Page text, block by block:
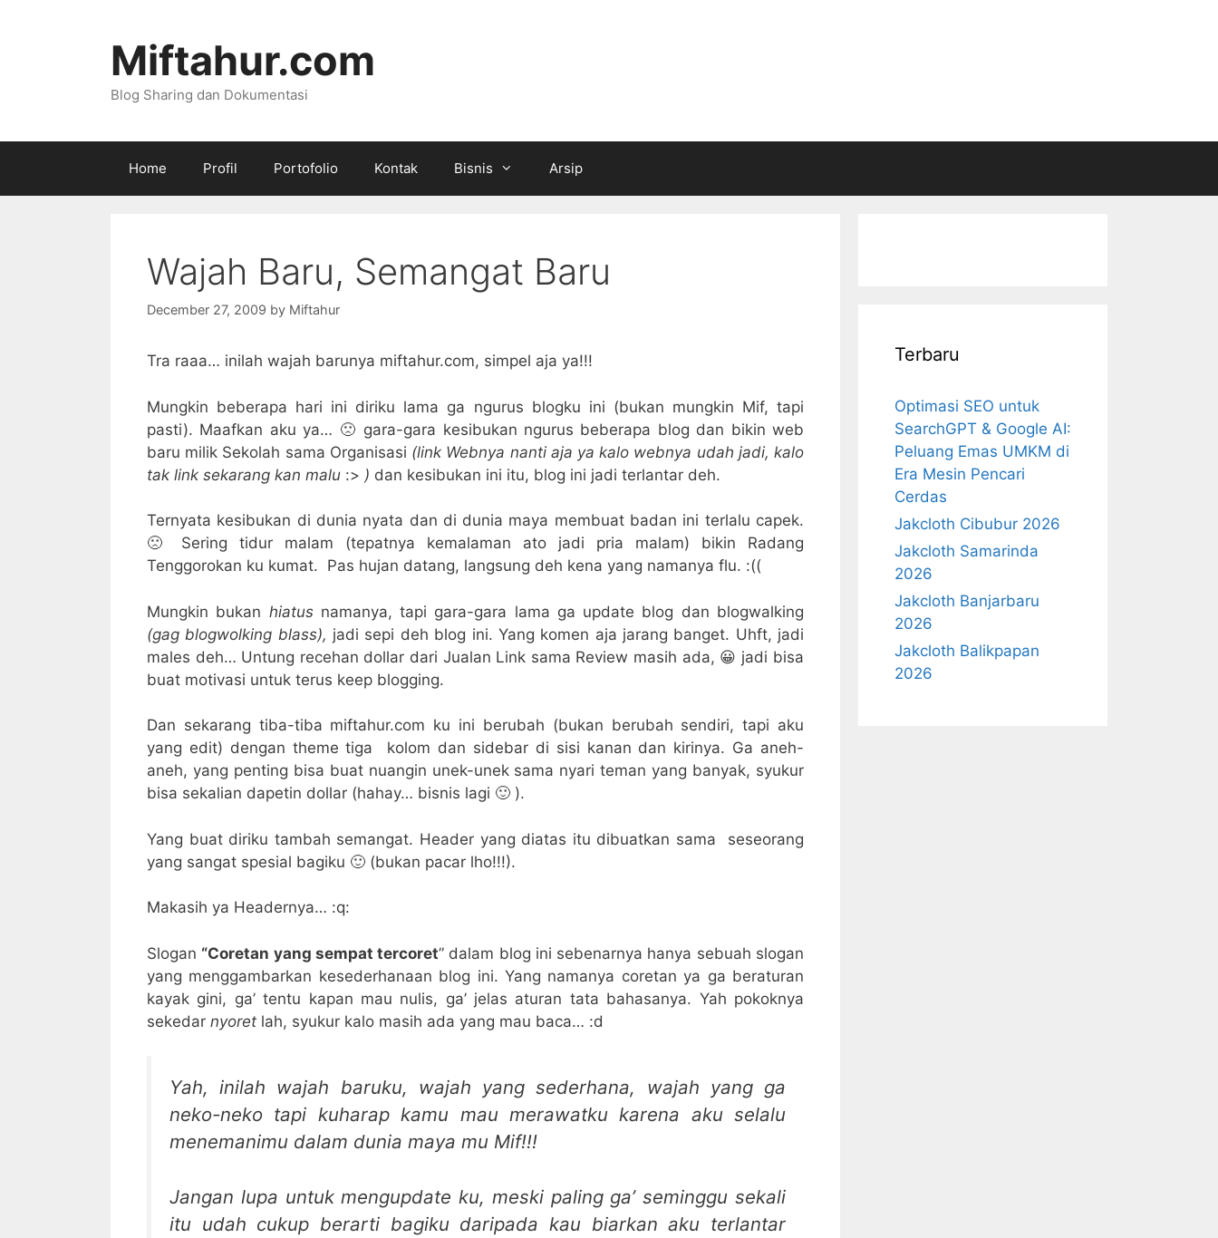
Miftahur.com
Blog Sharing dan Dokumentasi
Home Profil Portofolio Kontak Bisnis Arsip
Wajah Baru, Semangat Baru
December 27, 2009 by Miftahur
Tra raaa… inilah wajah barunya miftahur.com, simpel aja ya!!!
Mungkin beberapa hari ini diriku lama ga ngurus blogku ini (bukan mungkin Mif, tapi
pasti). Maafkan aku ya… 🙁 gara-gara kesibukan ngurus beberapa blog dan bikin web
baru milik Sekolah sama Organisasi (link Webnya nanti aja ya kalo webnya udah jadi, kalo
tak link sekarang kan malu :> ) dan kesibukan ini itu, blog ini jadi terlantar deh.
Ternyata kesibukan di dunia nyata dan di dunia maya membuat badan ini terlalu capek.
🙁 Sering tidur malam (tepatnya kemalaman ato jadi pria malam) bikin Radang
Tenggorokan ku kumat. Pas hujan datang, langsung deh kena yang namanya flu. :((
Mungkin bukan hiatusnamanya, tapi gara-gara lama ga update blog dan blogwalking
(gag blogwolking blass), jadi sepi deh blog ini. Yang komen aja jarang banget. Uhft, jadi
males deh… Untung recehan dollar dari Jualan Link sama Review masih ada, 😀 jadi bisa
buat motivasi untuk terus keep blogging.
Dan sekarang tiba-tiba miftahur.com ku ini berubah (bukan berubah sendiri, tapi aku
yang edit) dengan theme tiga kolom dan sidebar di sisi kanan dan kirinya. Ga aneh-
aneh, yang penting bisa buat nuangin unek-unek sama nyari teman yang banyak, syukur
bisa sekalian dapetin dollar (hahay… bisnis lagi 🙂 ).
Yang buat diriku tambah semangat. Header yang diatas itu dibuatkan sama seseorang
yang sangat spesial bagiku 🙂 (bukan pacar lho!!!).
Makasih ya Headernya… :q:
Slogan “Coretan yang sempat tercoret” dalam blog ini sebenarnya hanya sebuah slogan
yang menggambarkan kesederhanaan blog ini. Yang namanya coretan ya ga beraturan
kayak gini, ga’ tentu kapan mau nulis, ga’ jelas aturan tata bahasanya. Yah pokoknya
sekedar nyoret lah, syukur kalo masih ada yang mau baca… :d
Yah, inilah wajah baruku, wajah yang sederhana, wajah yang ga
neko-neko tapi kuharap kamu mau merawatku karena aku selalu
menemanimu dalam dunia maya mu Mif!!!
Jangan lupa untuk mengupdate ku, meski paling ga’ seminggu sekali
itu udah cukup berarti bagiku daripada kau biarkan aku terlantar
Terbaru
Optimasi SEO untuk
SearchGPT & Google AI:
Peluang Emas UMKM di
Era Mesin Pencari
Cerdas
Jakcloth Cibubur 2026
Jakcloth Samarinda
2026
Jakcloth Banjarbaru
2026
Jakcloth Balikpapan
2026